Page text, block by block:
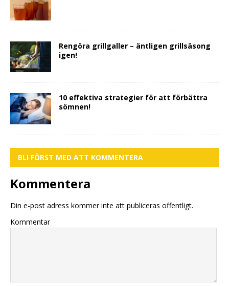
Rengöra grillgaller – äntligen grillsäsong
igen!
10 effektiva strategier för att förbättra
sömnen!
BLI FÖRST MED ATT KOMMENTERA
Kommentera
Din e-post adress kommer inte att publiceras offentligt.
Kommentar